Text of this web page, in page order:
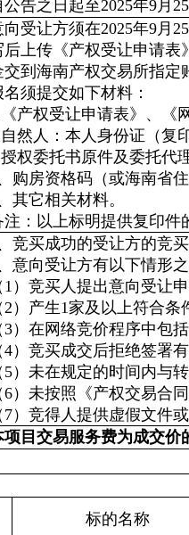
公告之日起至2025年9月
向受让方须在2025年9月
后上传《产权受让申请表
交到海南产权交易所指定
名须提交如下材料：
产权受让申请表》、《
然人：本人身份证（复
权委托书原件及委托代
购房资格码（或海南省
其它相关材料。
注：以上标明提供复印件
竞买成功的受让方的竞
意向受让方有以下情形
1）竞买人提出意向受让
2）产生1家及以上符合
3）在网络竞价程序中包
4）竞买成交后拒绝签署
5）未在规定的时间内与
6）未按照《产权交易合
7）竞得人提供虚假文件
项目交易服务费为成交价
标的名称